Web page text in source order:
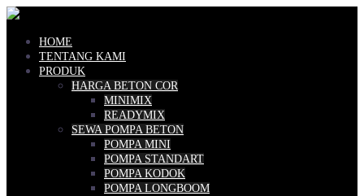
Skip
contentHOME
TENTANG KAMI
PRODUK
HARGA BETON COR
MINIMIX
READYMIX
SEWA POMPA BETON
POMPA MINI
POMPA STANDART
POMPA KODOK
POMPA LONGBOOM